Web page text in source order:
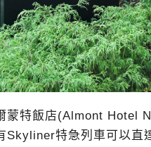
蒙特飯店(Almont Hotel
Skyliner特急列車可以直